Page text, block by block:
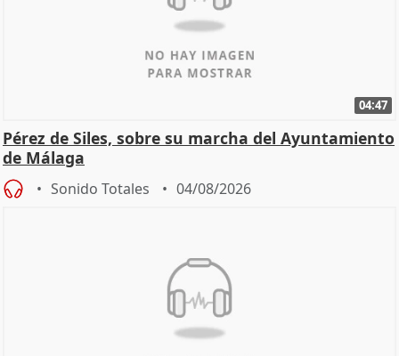
04:47
Pérez de Siles, sobre su marcha del Ayuntamiento
de Málaga
Sonido Totales 04/08/2026